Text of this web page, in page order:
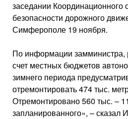
заседании Координационного
безопасности дорожного
Симферополе 19 ноября.
По информации замминистра,
счет местных бюджетов
зимнего периода
отремонтировать 474 тыс.
Отремонтировано 560 тыс. –
запланированного», – сказал